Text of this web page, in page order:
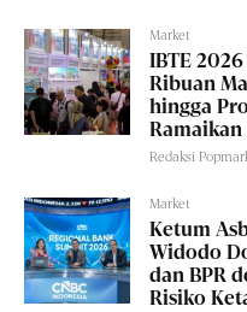
Market
IBTE
Ribuan
hingga
Ramaikan
Redaksi
Market
Ketum
Widodo
dan BPR
Risiko